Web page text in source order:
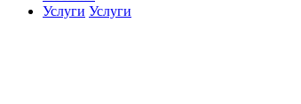
Услуги Услуги